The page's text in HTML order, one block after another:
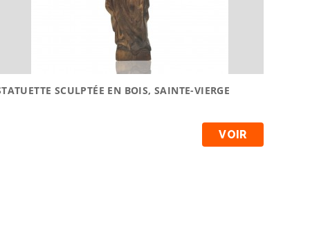
SCULPTÉE EN BOIS, SAINTE-VIERGE
VOIR